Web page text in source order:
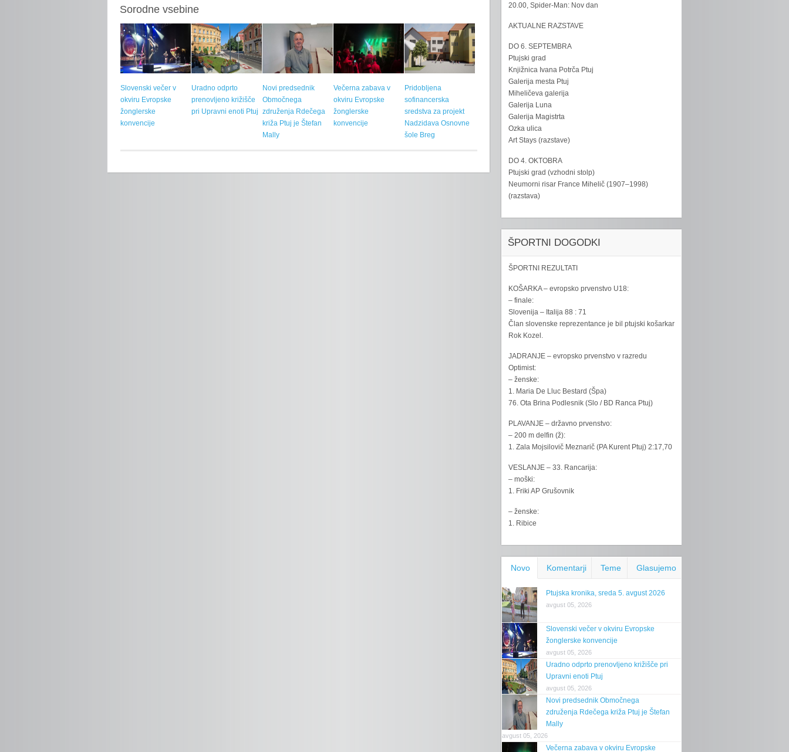
Sorodne vsebine
Slovenski večer v
okviru Evropske
žonglerske
konvencije
Uradno odprto
prenovljeno križišče
pri Upravni enoti Ptuj
Novi predsednik
Območnega
združenja Rdečega
križa Ptuj je Štefan
Mally
Večerna zabava v
okviru Evropske
žonglerske
konvencije
Pridobljena
sofinancerska
sredstva za projekt
Nadzidava Osnovne
šole Breg
20.00, Spider-Man: Nov dan
AKTUALNE RAZSTAVE
DO 6. SEPTEMBRA
Ptujski grad
Knjižnica Ivana Potrča Ptuj
Galerija mesta Ptuj
Miheličeva galerija
Galerija Luna
Galerija Magistrta
Ozka ulica
Art Stays (razstave)
DO 4. OKTOBRA
Ptujski grad (vzhodni stolp)
Neumorni risar France Mihelič (1907–1998)
(razstava)
ŠPORTNI DOGODKI
ŠPORTNI REZULTATI
KOŠARKA – evropsko prvenstvo U18:
– finale:
Slovenija – Italija 88 : 71
Član slovenske reprezentance je bil ptujski košarkar
Rok Kozel.
JADRANJE – evropsko prvenstvo v razredu
Optimist:
– ženske:
1. Maria De Lluc Bestard (Špa)
76. Ota Brina Podlesnik (Slo / BD Ranca Ptuj)
PLAVANJE – državno prvenstvo:
– 200 m delfin (ž):
1. Zala Mojsilovič Meznarič (PA Kurent Ptuj) 2:17,70
VESLANJE – 33. Rancarija:
– moški:
1. Friki AP Grušovnik
– ženske:
1. Ribice
Novo Komentarji Teme Glasujemo
Ptujska kronika, sreda 5. avgust 2026
avgust 05, 2026
Slovenski večer v okviru Evropske
žonglerske konvencije
avgust 05, 2026
Uradno odprto prenovljeno križišče pri
Upravni enoti Ptuj
avgust 05, 2026
Novi predsednik Območnega
združenja Rdečega križa Ptuj je Štefan
Mally
avgust 05, 2026
Večerna zabava v okviru Evropske